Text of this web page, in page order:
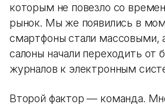
которым не повезло со
рынок. Мы же появились в
смартфоны стали массовыми,
салоны начали переходить от
журналов к электронным
Второй фактор — команда.